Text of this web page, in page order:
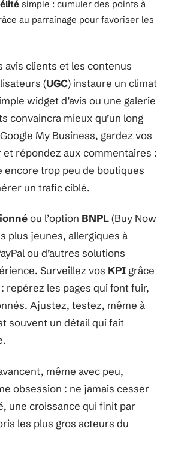
simple : cumuler des points à
au parrainage pour favoriser les
avis clients et les contenus
(UGC) instaure un climat
widget d’avis ou une galerie
convaincra mieux qu’un long
My Business, gardez vos
répondez aux commentaires :
encore trop peu de boutiques
un trafic ciblé.
ou l’option BNPL(Buy Now
plus jeunes, allergiques à
ou d’autres solutions
Surveillez vos KPI grâce
repérez les pages qui font fuir,
Ajustez, testez, même à
souvent un détail qui fait
même avec peu,
obsession : ne jamais cesser
une croissance qui finit par
les plus gros acteurs du